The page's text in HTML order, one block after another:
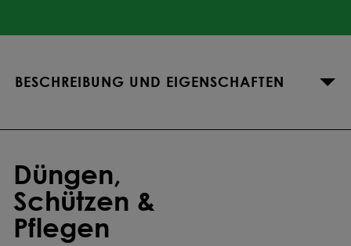
BESCHREIBUNG UND EIGENSCHAFTEN
Düngen,
Schützen &
Pflegen